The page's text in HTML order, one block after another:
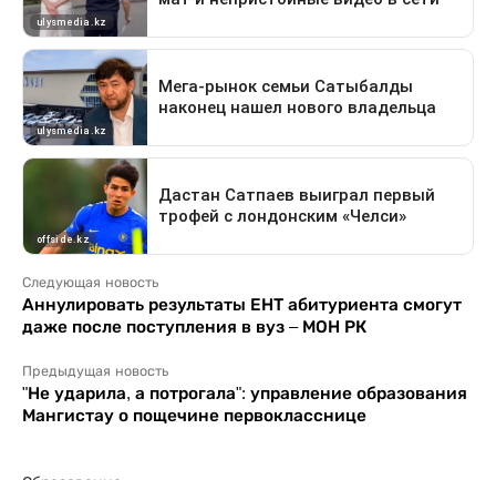
Следующая новость
Аннулировать результаты ЕНТ абитуриента смогут
даже после поступления в вуз ‒ МОН РК
Предыдущая новость
"Не ударила, а потрогала": управление образования
Мангистау о пощечине первокласснице